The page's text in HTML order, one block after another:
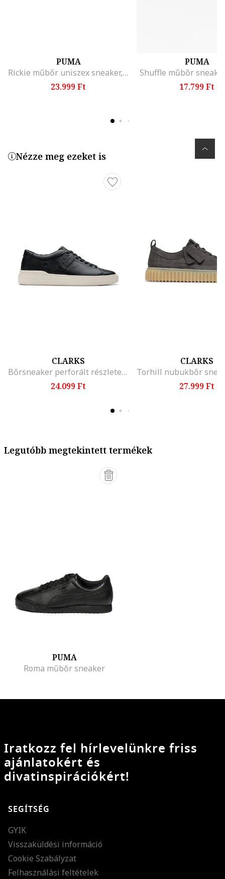
PUMA
Rickie műbőr uniszex sneaker, Fekete
23.999 Ft
PUMA
Shuffle műbőr
17.799 Ft
Nézze meg ezeket is
CLARKS
Bőrsneaker perforált részletekkel, Fekete
24.099 Ft
CLARKS
27.999 Ft
Legutóbb megtekintett termékek
PUMA
Roma műbőr sneaker
Iratkozz fel hírlevelünkre friss
ajánlatokért és
divatinspirációkért!
SEGÍTSÉG
GYIK
Visszaküldési információ
Cookie Szabályzat
Felhasználási feltételek